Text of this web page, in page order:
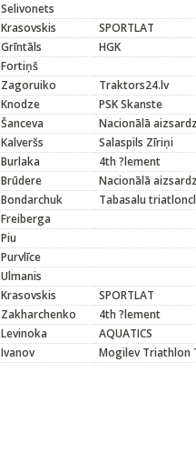
Selivonets
Krasovskis
SPORTLAT
Grīntāls
HGK
Fortiņš
Zagoruiko
Traktors24.lv
Knodze
PSK Skanste
Šanceva
Nacionālā
Kalveršs
Salaspils Zīriņi
Burlaka
4th ?lement
Brūdere
Nacionālā
Bondarchuk
Tabasalu
Freiberga
Piu
Purvlīce
Ulmanis
Krasovskis
SPORTLAT
Zakharchenko
4th ?lement
Levinoka
AQUATICS
Ivanov Mogilev Triathlon